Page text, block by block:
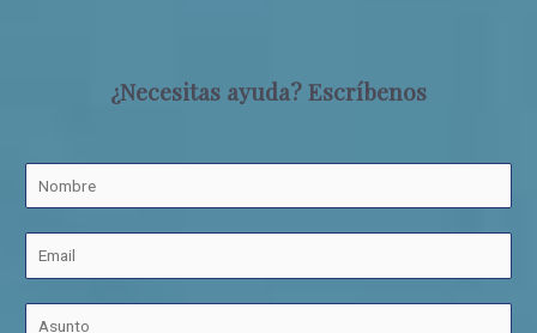
¿Necesitas ayuda? Escríbenos